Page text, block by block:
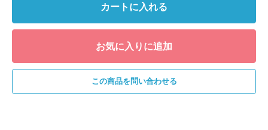
カートに入れる
お気に入りに追加
この商品を問い合わせる